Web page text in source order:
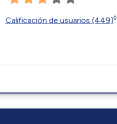
Calificación de usuarios (449)◊